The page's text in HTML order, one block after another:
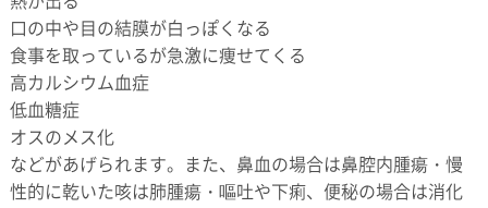
口の中や目の結膜が白っぽくなる
食事を取っているが急激に痩せてくる
高カルシウム血症
低血糖症
オスのメス化
などがあげられます。また、鼻血の場合は鼻腔内腫瘍・慢
性的に乾いた咳は肺腫瘍・嘔吐や下痢、便秘の場合は消化